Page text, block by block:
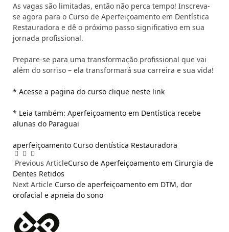
As vagas são limitadas, então não perca tempo! Inscreva-
se agora para o Curso de Aperfeiçoamento em Dentística
Restauradora e dê o próximo passo significativo em sua
jornada profissional.
Prepare-se para uma transformação profissional que vai
além do sorriso – ela transformará sua carreira e sua vida!
* Acesse a pagina do curso clique neste link
* Leia também: Aperfeiçoamento em Dentística recebe
alunas do Paraguai
aperfeiçoamento Curso dentística Restauradora
Facebook
EmailWhatsApp
Previous ArticleCurso de Aperfeiçoamento em Cirurgia de
Dentes Retidos
Next Article Curso de aperfeiçoamento em DTM, dor
orofacial e apneia do sono